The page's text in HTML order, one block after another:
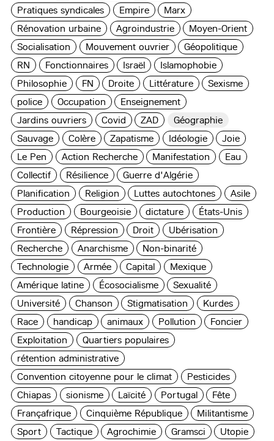
Pratiques syndicales
Empire
Marx
Rénovation urbaine
Agroindustrie
Moyen-Orient
Socialisation
Mouvement ouvrier
Géopolitique
RN
Fonctionnaires Israël
Islamophobie
Philosophie
FN Droite Littérature
Sexisme
police
Occupation
Enseignement
Jardins ouvriers
Covid ZAD
Géographie
Sauvage
Colère Zapatisme Idéologie
Joie
Le Pen
Action Recherche Manifestation
Eau
Collectif
Résilience
Guerre d'Algérie
Planification
Religion Luttes autochtones
Asile
Production
Bourgeoisie dictature
États-Unis
Frontière
Répression Droit
Ubérisation
Recherche
Anarchisme
Non-binarité
Technologie
Armée Capital
Mexique
Amérique latine
Écosocialisme
Sexualité
Université
Chanson Stigmatisation
Kurdes
Race
handicap animaux Pollution
Foncier
Exploitation
Quartiers populaires
rétention administrative
Convention citoyenne pour le climat
Pesticides
Chiapas
sionisme Laïcité Portugal
Fête
Françafrique
Cinquième République
Militantisme
Sport
Tactique Agrochimie Gramsci
Utopie